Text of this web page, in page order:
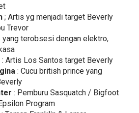
; Artis yg menjadi target Beverly
Trevor
yang terobsesi dengan elektro,
: Artis Los Santos target Beverly
: Cucu british prince yang
: Pemburu Sasquatch / Bigfoot
Program